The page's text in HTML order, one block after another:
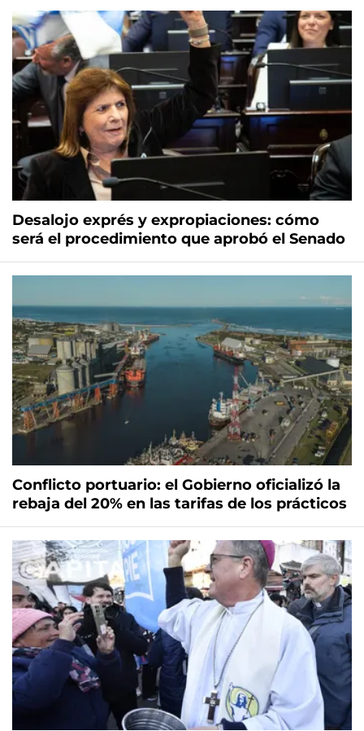
Desalojo exprés y expropiaciones: cómo
será el procedimiento que aprobó el Senado
Conflicto portuario: el Gobierno oficializó la
rebaja del 20% en las tarifas de los prácticos